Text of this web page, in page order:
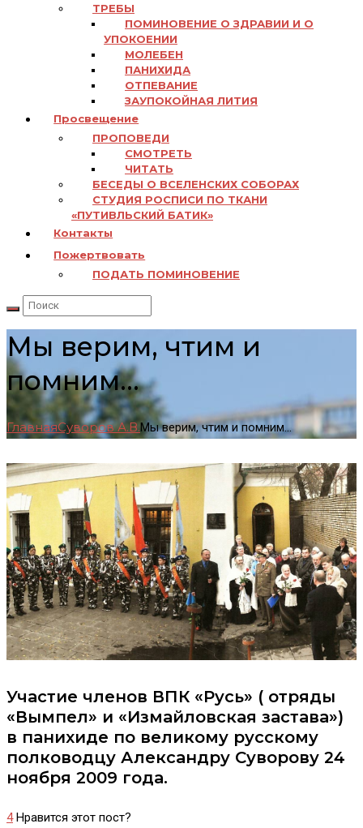
ТРЕБЫ
ПОМИНОВЕНИЕ О ЗДРАВИИ И О
УПОКОЕНИИ
МОЛЕБЕН
ПАНИХИДА
ОТПЕВАНИЕ
ЗАУПОКОЙНАЯ ЛИТИЯ
Просвещение
ПРОПОВЕДИ
СМОТРЕТЬ
ЧИТАТЬ
БЕСЕДЫ О ВСЕЛЕНСКИХ СОБОРАХ
СТУДИЯ РОСПИСИ ПО ТКАНИ
«ПУТИВЛЬСКИЙ БАТИК»
Контакты
Пожертвовать
ПОДАТЬ ПОМИНОВЕНИЕ
Мы верим, чтим и
помним…
ГлавнаяСуворов А.В.Мы верим, чтим и помним…
Участие членов ВПК «Русь» ( отряды
«Вымпел» и «Измайловская застава»)
в панихиде по великому русскому
полководцу Александру Суворову 24
ноября 2009 года.
4 Нравится этот пост?